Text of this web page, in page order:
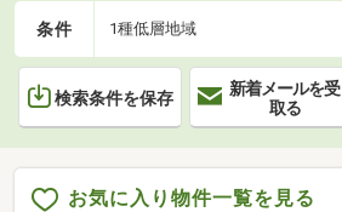
条件 1種低層地域
検索条件を保存
新着メールを受
取る
お気に入り物件一覧を見る